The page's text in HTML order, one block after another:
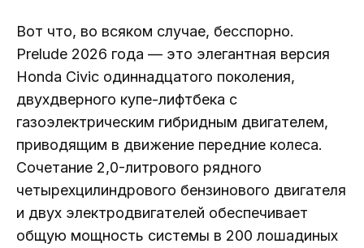
Вот что, во всяком случае, бесспорно.
Prelude 2026 года — это элегантная версия
Honda Civic одиннадцатого поколения,
двухдверного купе-лифтбека с
газоэлектрическим гибридным двигателем,
приводящим в движение передние колеса.
Сочетание 2,0-литрового рядного
четырехцилиндрового бензинового двигателя
и двух электродвигателей обеспечивает
общую мощность системы в 200 лошадиных